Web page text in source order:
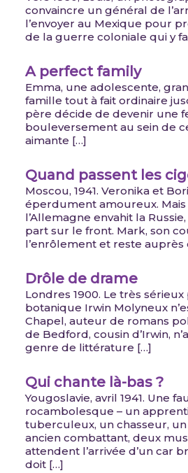
convaincre un général de
l’envoyer au Mexique pour
de la guerre coloniale qui y
A perfect family
Emma, une adolescente,
famille tout à fait ordinaire
père décide de devenir une
bouleversement au sein de
aimante […]
Quand passent les
Moscou, 1941. Veronika et
éperdument amoureux.
l’Allemagne envahit la
part sur le front. Mark, son
l’enrôlement et reste auprès
Drôle de drame
Londres 1900. Le très
botanique Irwin Molyneux
Chapel, auteur de romans
de Bedford, cousin d’Irwin,
genre de littérature […]
Qui chante là-bas ?
Yougoslavie, avril 1941. Une
rocambolesque – un
tuberculeux, un chasseur,
ancien combattant, deux
attendent l’arrivée d’un car
doit […]